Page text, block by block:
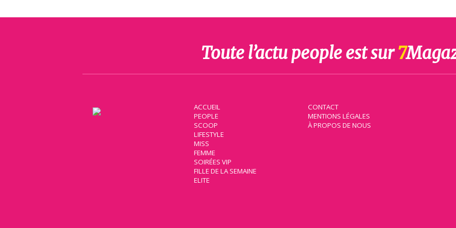
Toute l’actu people est sur7
ACCUEIL
PEOPLE
SCOOP
LIFESTYLE
MISS
FEMME
SOIRÉES VIP
FILLE DE LA SEMAINE
ELITE
CONTACT
MENTIONS LÉGALES
À PROPOS DE NOUS